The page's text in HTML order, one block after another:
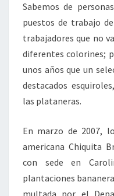
Sabemos de
puestos de trabajo
trabajadores que no
diferentes colorines;
unos años que un
destacados
las plataneras.
En marzo de 2007,
americana Chiquita
con sede en
plantaciones
multada por el